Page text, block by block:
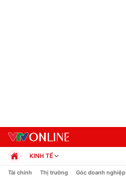
KINH TẾ
Chính trị
Tài chính Thị trường Góc doanh nghiệp